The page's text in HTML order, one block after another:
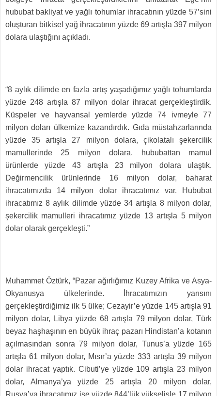
hububat bakliyat ve yağlı tohumlar ihracatının yüzde 57’sini
oluşturan bitkisel yağ ihracatının yüzde 69 artışla 397 milyon
dolara ulaştığını açıkladı.
“8 aylık dilimde en fazla artış yaşadığımız yağlı tohumlarda
yüzde 248 artışla 87 milyon dolar ihracat gerçekleştirdik.
Küspeler ve hayvansal yemlerde yüzde 74 ivmeyle 77
milyon doları ülkemize kazandırdık. Gıda müstahzarlarında
yüzde 35 artışla 27 milyon dolara, çikolatalı şekercilik
mamullerinde 25 milyon dolara, hububattan mamul
ürünlerde yüzde 43 artışla 23 milyon dolara ulaştık.
Değirmencilik ürünlerinde 16 milyon dolar, baharat
ihracatımızda 14 milyon dolar ihracatımız var. Hububat
ihracatımız 8 aylık dilimde yüzde 34 artışla 8 milyon dolar,
şekercilik mamulleri ihracatımız yüzde 13 artışla 5 milyon
dolar olarak gerçekleşti.”
Muhammet Öztürk, “Pazar ağırlığımız Kuzey Afrika ve Asya-
Okyanusya ülkelerinde. İhracatımızın yarısını
gerçekleştirdiğimiz ilk 5 ülke; Cezayir’e yüzde 145 artışla 91
milyon dolar, Libya yüzde 68 artışla 79 milyon dolar, Türk
beyaz haşhaşının en büyük ihraç pazarı Hindistan’a kotanın
açılmasından sonra 79 milyon dolar, Tunus’a yüzde 165
artışla 61 milyon dolar, Mısır’a yüzde 333 artışla 39 milyon
dolar ihracat yaptık. Cibuti’ye yüzde 109 artışla 23 milyon
dolar, Almanya’ya yüzde 25 artışla 20 milyon dolar,
Rusya’ya ihracatımız ise yüzde 844’lük yükselişle 17 milyon